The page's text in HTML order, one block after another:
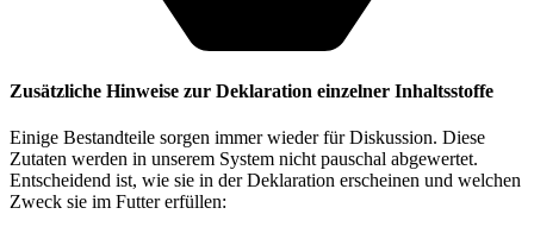
Zusätzliche Hinweise zur Deklaration einzelner Inhaltsstoffe
Einige Bestandteile sorgen immer wieder für Diskussion. Diese
Zutaten werden in unserem System nicht pauschal abgewertet.
Entscheidend ist, wie sie in der Deklaration erscheinen und welchen
Zweck sie im Futter erfüllen: